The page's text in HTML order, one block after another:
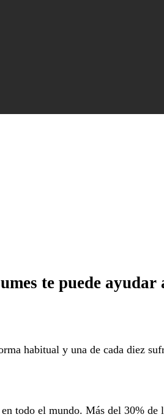
te puede ayudar
habitual y una de cada diez
todo el mundo. Más del 30%